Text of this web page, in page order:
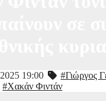
19:00 #Γιώργος
#Χακάν Φιντάν